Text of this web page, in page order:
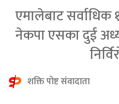
एमालेबाट सर्वाधिक
नेकपा एसका दुई
शक्ति पोष्ट संवादाता